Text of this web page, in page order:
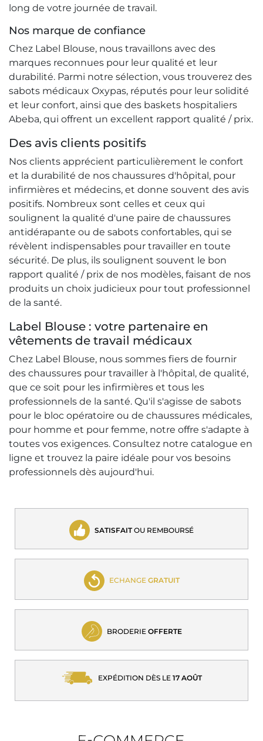
long de votre journée de travail.
Nos marque de confiance
Chez Label Blouse, nous travaillons avec des
marques reconnues pour leur qualité et leur
durabilité. Parmi notre sélection, vous trouverez des
sabots médicaux Oxypas, réputés pour leur solidité
et leur confort, ainsi que des baskets hospitaliers
Abeba, qui offrent un excellent rapport qualité / prix.
Des avis clients positifs
Nos clients apprécient particulièrement le confort
et la durabilité de nos chaussures d'hôpital, pour
infirmières et médecins, et donne souvent des avis
positifs. Nombreux sont celles et ceux qui
soulignent la qualité d'une paire de chaussures
antidérapante ou de sabots confortables, qui se
révèlent indispensables pour travailler en toute
sécurité. De plus, ils soulignent souvent le bon
rapport qualité / prix de nos modèles, faisant de nos
produits un choix judicieux pour tout professionnel
de la santé.
Label Blouse : votre partenaire en
vêtements de travail médicaux
Chez Label Blouse, nous sommes fiers de fournir
des chaussures pour travailler à l'hôpital, de qualité,
que ce soit pour les infirmières et tous les
professionnels de la santé. Qu'il s'agisse de sabots
pour le bloc opératoire ou de chaussures médicales,
pour homme et pour femme, notre offre s'adapte à
toutes vos exigences. Consultez notre catalogue en
ligne et trouvez la paire idéale pour vos besoins
professionnels dès aujourd'hui.
SATISFAITOU REMBOURSÉ
ECHANGE GRATUIT
BRODERIE OFFERTE
EXPÉDITION DÈS LE 17 AOÛT